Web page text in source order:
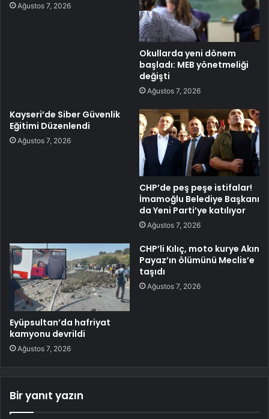
Ağustos 7, 2026
Okullarda yeni dönem
başladı: MEB yönetmeliği
değişti
Ağustos 7, 2026
Kayseri’de Siber Güvenlik
Eğitimi Düzenlendi
Ağustos 7, 2026
CHP’de peş peşe istifalar!
İmamoğlu Belediye Başkanı
da Yeni Parti’ye katılıyor
Ağustos 7, 2026
Eyüpsultan’da hafriyat
kamyonu devrildi
Ağustos 7, 2026
CHP’li Kılıç, moto kurye Akın
Payaz’ın ölümünü Meclis’e
taşıdı
Ağustos 7, 2026
Bir yanıt yazın